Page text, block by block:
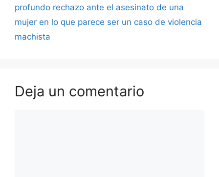
profundo rechazo ante el asesinato de una
mujer en lo que parece ser un caso de violencia
machista
Deja un comentario